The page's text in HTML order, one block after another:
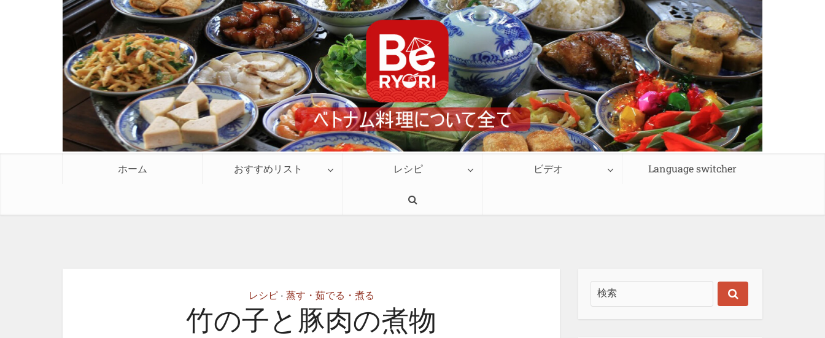
ホーム おすすめリスト レシピ ビデオ Language switcher
レシピ • 蒸す・茹でる・煮る
竹の子と豚肉の煮物